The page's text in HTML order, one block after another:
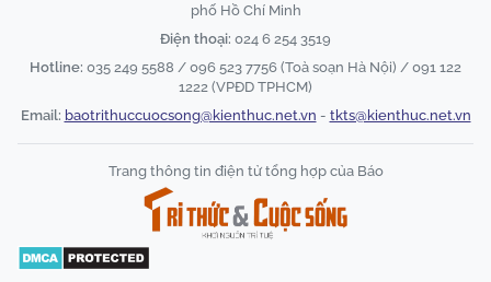
phố Hồ Chí Minh
Điện thoại: 024 6 254 3519
Hotline: 035 249 5588 / 096 523 7756 (Toà soạn Hà Nội) / 091 122
1222 (VPĐD TPHCM)
Email: baotrithuccuocsong@kienthuc.net.vn - tkts@kienthuc.net.vn
Trang thông tin điện tử tổng hợp của Báo